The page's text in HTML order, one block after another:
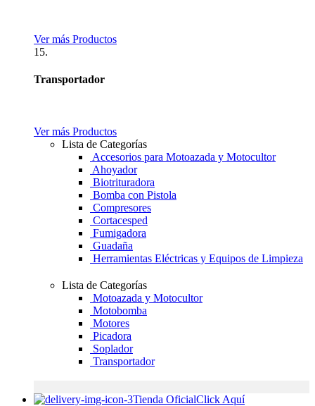
Ver más Productos
15.
Transportador
Ver más Productos
Lista de Categorías
Accesorios para Motoazada y Motocultor
Ahoyador
Biotrituradora
Bomba con Pistola
Compresores
Cortacesped
Fumigadora
Guadaña
Herramientas Eléctricas y Equipos de Limpieza
Lista de Categorías
Motoazada y Motocultor
Motobomba
Motores
Picadora
Soplador
Transportador
Tienda OficialClick Aquí